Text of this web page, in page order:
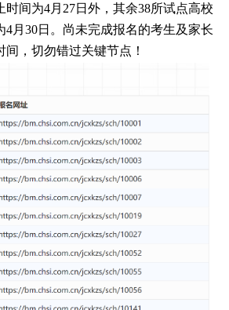
时间为4月27日外，其余38所试点高校
4月30日。尚未完成报名的考生及家长
，切勿错过关键节点！